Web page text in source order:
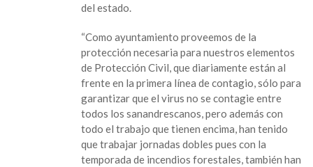
del estado.
“Como ayuntamiento proveemos de la
protección necesaria para nuestros elementos
de Protección Civil, que diariamente están al
frente en la primera línea de contagio, sólo para
garantizar que el virus no se contagie entre
todos los sanandrescanos, pero además con
todo el trabajo que tienen encima, han tenido
que trabajar jornadas dobles pues con la
temporada de incendios forestales, también han